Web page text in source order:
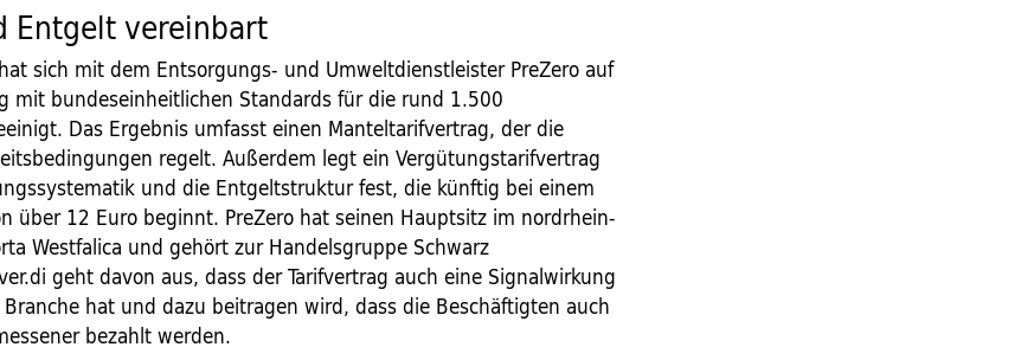
Entgelt vereinbart
sich mit dem Entsorgungs- und Umweltdienstleister PreZero auf
mit bundeseinheitlichen Standards für die rund 1.500
Das Ergebnis umfasst einen Manteltarifvertrag, der die
regelt. Außerdem legt ein Vergütungstarifvertrag
und die Entgeltstruktur fest, die künftig bei einem
über 12 Euro beginnt. PreZero hat seinen Hauptsitz im nordrhein-
Westfalica und gehört zur Handelsgruppe Schwarz
geht davon aus, dass der Tarifvertrag auch eine Signalwirkung
hat und dazu beitragen wird, dass die Beschäftigten auch
bezahlt werden.